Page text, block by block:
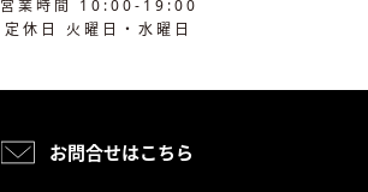
営業時間 10:00-19:00
定休日 火曜日・水曜日
お問合せはこちら